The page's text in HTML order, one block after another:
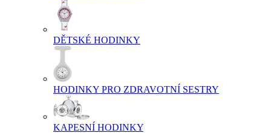
DĚTSKÉ HODINKY
HODINKY PRO ZDRAVOTNÍ SESTRY
KAPESNÍ HODINKY